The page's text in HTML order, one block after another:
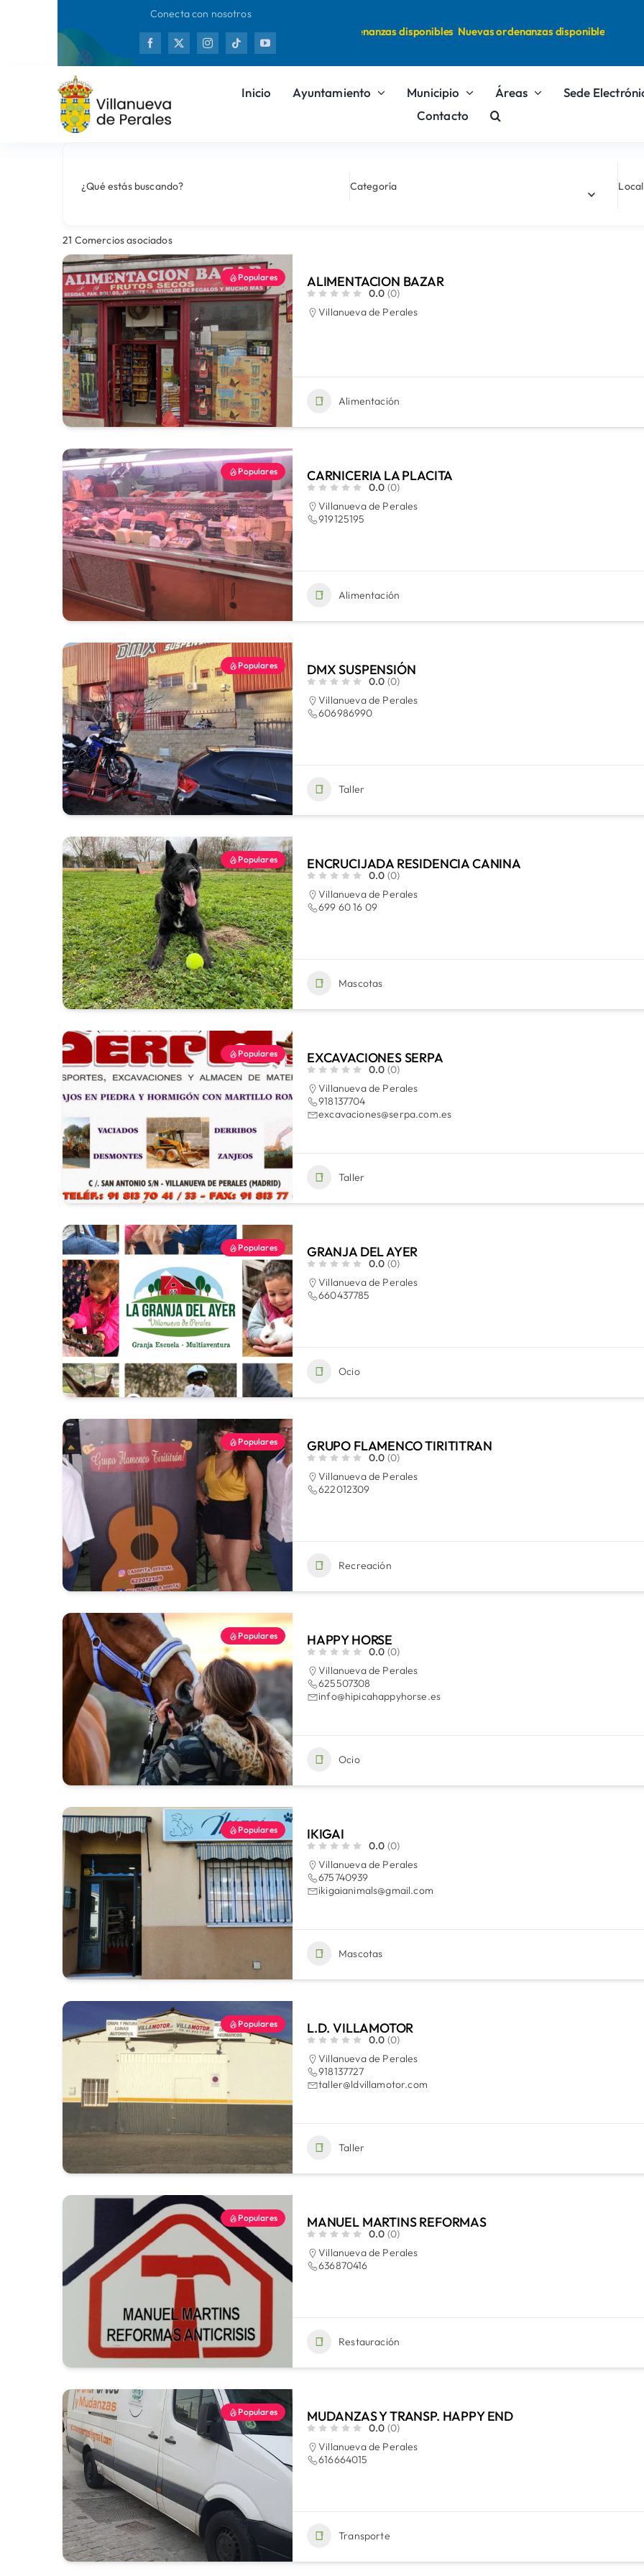
Conecta con nosotros
Nuevas ordenanzas disponibles Nuevas ordenanzas disponibles
Inicio Ayuntamiento Municipio Áreas
Sede
Contacto
¿Qué estás buscando? Categoría
21 Comercios asociados
Populares ALIMENTACION BAZAR
0.0 (0)
Villanueva de Perales
Alimentación
Populares CARNICERIA LA PLACITA
0.0 (0)
Villanueva de Perales
919125195
Alimentación
Populares DMX SUSPENSIÓN
0.0 (0)
Villanueva de Perales
606986990
Taller
Populares ENCRUCIJADA RESIDENCIA CANINA
0.0 (0)
Villanueva de Perales
699 60 16 09
Mascotas
Populares EXCAVACIONES SERPA
0.0 (0)
Villanueva de Perales
918137704
excavaciones@serpa.com.es
Taller
Populares GRANJA DEL AYER
0.0 (0)
Villanueva de Perales
660437785
Ocio
Populares GRUPO FLAMENCO TIRITITRAN
0.0 (0)
Villanueva de Perales
622012309
Recreación
Populares HAPPY HORSE
0.0 (0)
Villanueva de Perales
625507308
info@hipicahappyhorse.es
Ocio
Populares IKIGAI
0.0 (0)
Villanueva de Perales
675740939
ikigaianimals@gmail.com
Mascotas
Populares L.D. VILLAMOTOR
0.0 (0)
Villanueva de Perales
918137727
taller@ldvillamotor.com
Taller
Populares MANUEL MARTINS REFORMAS
0.0 (0)
Villanueva de Perales
636870416
Restauración
Populares MUDANZAS Y TRANSP. HAPPY END
0.0 (0)
Villanueva de Perales
616664015
Transporte